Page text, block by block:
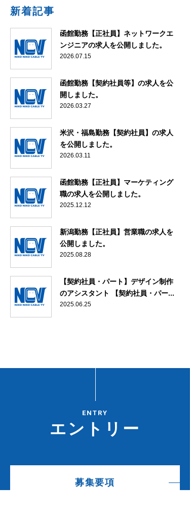
新着記事
函館勤務【正社員】ネットワークエ
ンジニアの求人を公開しました。
2026.07.15
函館勤務【契約社員等】の求人を公
開しました。
2026.03.27
米沢・福島勤務【契約社員】の求人
を公開しました。
2026.03.11
函館勤務【正社員】マーケティング
職の求人を公開しました。
2025.12.12
新潟勤務【正社員】営業職の求人を
公開しました。
2025.08.28
【契約社員・パート】デザイン制作
のアシスタント 【契約社員・パー...
2025.06.25
ENTRY
エントリー
募集要項